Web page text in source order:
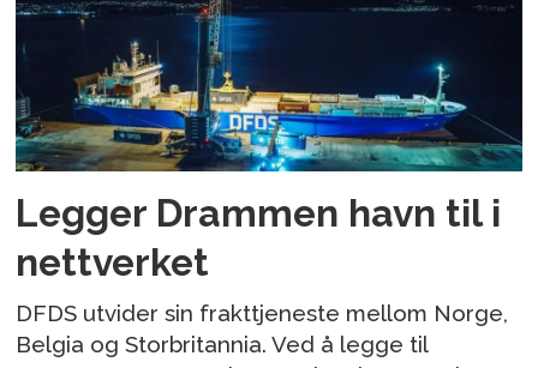
Legger Drammen havn til i
nettverket
DFDS utvider sin frakttjeneste mellom Norge,
Belgia og Storbritannia. Ved å legge til